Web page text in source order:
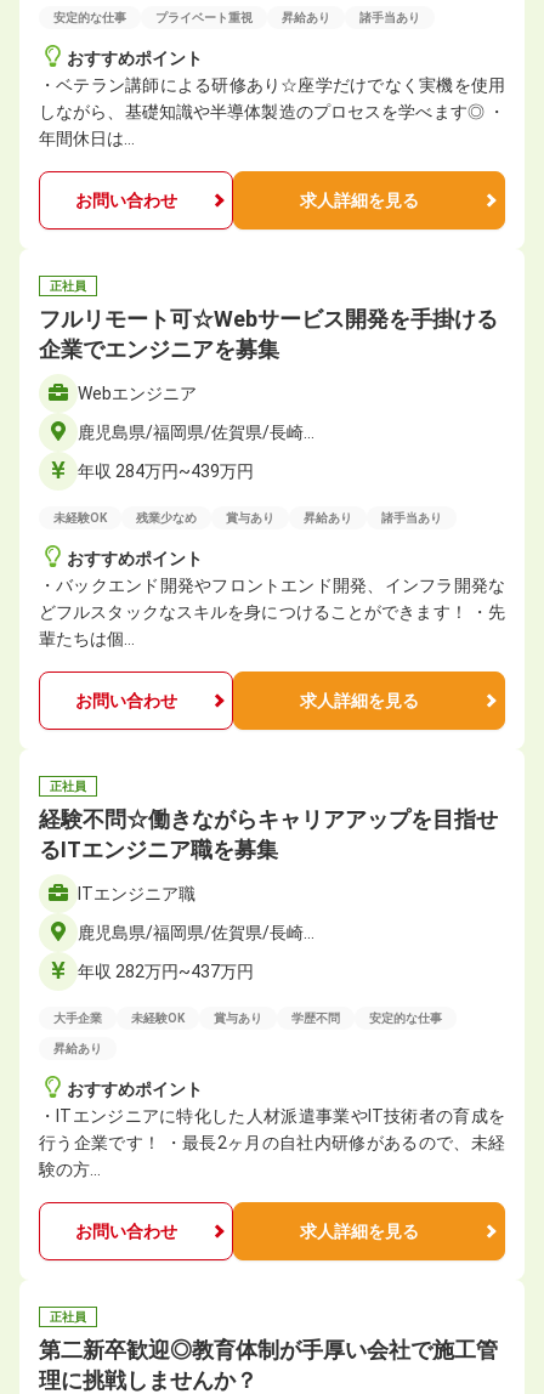
安定的な仕事 プライベート重視 昇給あり 諸手当あり
おすすめポイント
・ベテラン講師による研修あり☆座学だけでなく実機を使用
しながら、基礎知識や半導体製造のプロセスを学べます◎ ・
年間休日は…
お問い合わせ 求人詳細を見る
正社員
フルリモート可☆Webサービス開発を手掛ける
企業でエンジニアを募集
Webエンジニア
鹿児島県/福岡県/佐賀県/長崎…
年収 284万円~439万円
未経験OK 残業少なめ 賞与あり 昇給あり 諸手当あり
おすすめポイント
・バックエンド開発やフロントエンド開発、インフラ開発な
どフルスタックなスキルを身につけることができます！ ・先
輩たちは個…
お問い合わせ 求人詳細を見る
正社員
経験不問☆働きながらキャリアアップを目指せ
るITエンジニア職を募集
ITエンジニア職
鹿児島県/福岡県/佐賀県/長崎…
年収 282万円~437万円
大手企業 未経験OK 賞与あり 学歴不問 安定的な仕事
昇給あり
おすすめポイント
・ITエンジニアに特化した人材派遣事業やIT技術者の育成を
行う企業です！ ・最長2ヶ月の自社内研修があるので、未経
験の方…
お問い合わせ 求人詳細を見る
正社員
第二新卒歓迎◎教育体制が手厚い会社で施工管
理に挑戦しませんか？